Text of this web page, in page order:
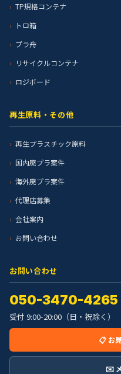
TP規格コンテナ
トロ箱
プラ舟
リサイクルコンテナ
ロジボード
再生原料・その他
再生プラスチック原料
国内廃プラ案件
海外廃プラ案件
代理店募集
会社案内
お問い合わせ
お問い合わせ
050-3470-4265
受付 9:00-20:00（日・祝除く）
📋 お
✉️